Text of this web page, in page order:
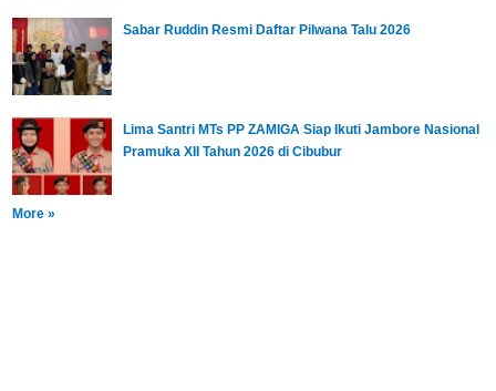
Sabar Ruddin Resmi Daftar Pilwana Talu 2026
Lima Santri MTs PP ZAMIGA Siap Ikuti Jambore Nasional
Pramuka XII Tahun 2026 di Cibubur
More »